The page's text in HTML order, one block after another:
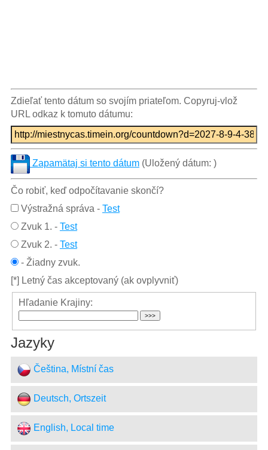
Zdieľať tento dátum so svojím priateľom. Copyruj-vlož
URL odkaz k tomuto dátumu:
Zapamätaj si tento dátum(Uložený dátum: )
Čo robiť, keď odpočítavanie skončí?
Výstražná správa - Test
Zvuk 1. - Test
Zvuk 2. - Test
- Žiadny zvuk.
[*] Letný čas akceptovaný (ak ovplyvniť)
Hľadanie Krajiny:
Jazyky
Čeština, Místní čas
Deutsch, Ortszeit
English, Local time